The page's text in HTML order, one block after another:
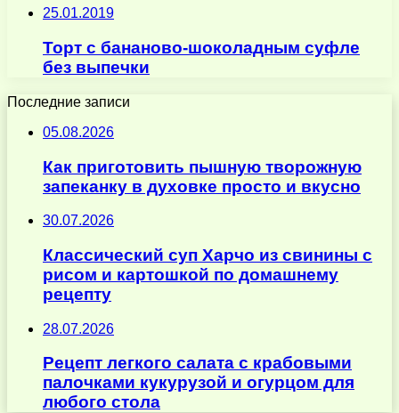
25.01.2019
Торт с бананово-шоколадным суфле
без выпечки
Последние записи
05.08.2026
Как приготовить пышную творожную
запеканку в духовке просто и вкусно
30.07.2026
Классический суп Харчо из свинины с
рисом и картошкой по домашнему
рецепту
28.07.2026
Рецепт легкого салата с крабовыми
палочками кукурузой и огурцом для
любого стола